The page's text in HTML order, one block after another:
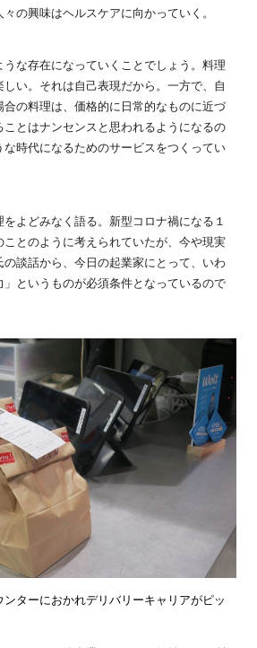
の興味はヘルスケアに向かっていく。
うな存在になっていくことでしょう。料理
い。それは自己表現だから。一方で、自
の料理は、価格的に日常的なものに近づ
ことはナンセンスと思われるようになるの
時代になるためのサービスをつくってい
よどみなく語る。新型コロナ禍になる１
とのように考えられていたが、今や現実
談話から、今日の起業家にとって、いわ
というものが必須条件となっているので
ターにおかれデリバリーキャリアがピッ